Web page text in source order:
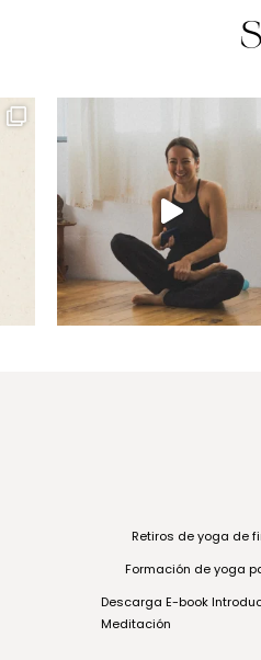
Retiros de yoga de
Formación de yoga
Descarga E-book
Meditación